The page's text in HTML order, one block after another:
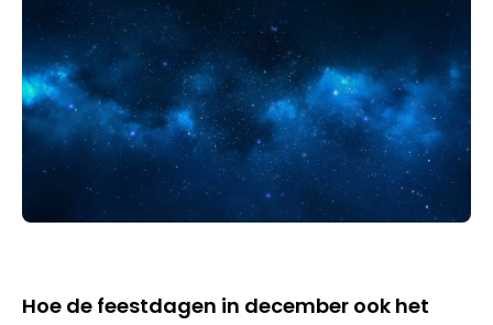
Hoe de feestdagen in december ook het